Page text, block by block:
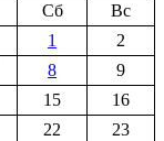
Сб
Вс
1
2
8
9
15
16
22
23